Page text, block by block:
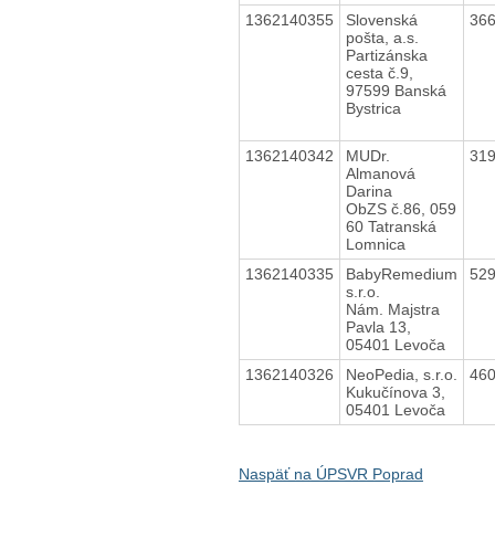
1362140355
Slovenská
pošta, a.s.
Partizánska
cesta č.9,
97599 Banská
Bystrica
1362140342
MUDr.
Almanová
Darina
ObZS č.86, 059
60 Tatranská
Lomnica
1362140335
BabyRemedium
s.r.o.
Nám. Majstra
Pavla 13,
05401 Levoča
1362140326
NeoPedia, s.r.o.
Kukučínova 3,
05401 Levoča
Naspäť na ÚPSVR Poprad